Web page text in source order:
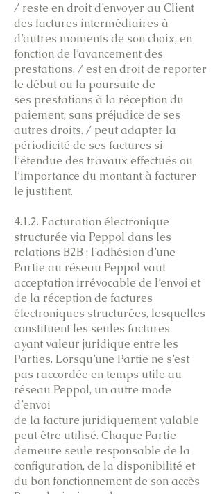
/ reste en droit d’envoyer au Client
des factures intermédiaires à
d’autres moments de son choix, en
fonction de l’avancement des
prestations. / est en droit de reporter
le début ou la poursuite de
ses prestations à la réception du
paiement, sans préjudice de ses
autres droits. / peut adapter la
périodicité de ses factures si
l’étendue des travaux effectués ou
l’importance du montant à facturer
le justifient.
4.1.2. Facturation électronique
structurée via Peppol dans les
relations B2B : l’adhésion d’une
Partie au réseau Peppol vaut
acceptation irrévocable de l’envoi et
de la réception de factures
électroniques structurées, lesquelles
constituent les seules factures
ayant valeur juridique entre les
Parties. Lorsqu’une Partie ne s’est
pas raccordée en temps utile au
réseau Peppol, un autre mode
d’envoi
de la facture juridiquement valable
peut être utilisé. Chaque Partie
demeure seule responsable de la
configuration, de la disponibilité et
du bon fonctionnement de son accès